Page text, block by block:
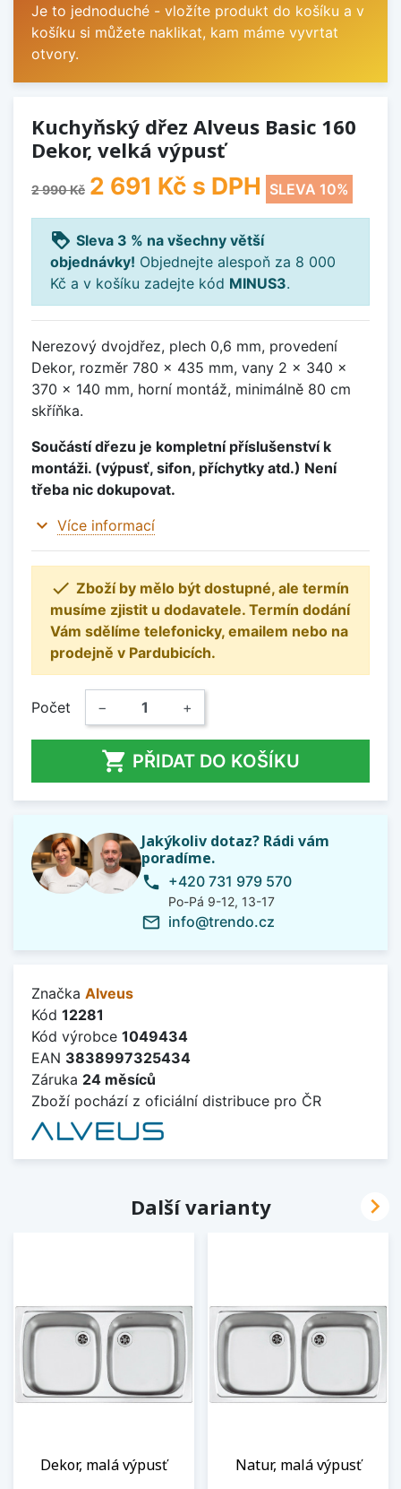
Je to jednoduché - vložíte produkt do košíku a v
košíku si můžete naklikat, kam máme vyvrtat
otvory.
Kuchyňský dřez Alveus Basic 160
Dekor, velká výpusť
2 990 Kč 2 691 Kč s DPH SLEVA 10%
loyalty Sleva 3 % na všechny větší
objednávky! Objednejte alespoň za 8 000
Kč a v košíku zadejte kód MINUS3.
Nerezový dvojdřez, plech 0,6 mm, provedení
Dekor, rozměr 780 x 435 mm, vany 2 x 340 x
370 x 140 mm, horní montáž, minimálně 80 cm
skříňka.
Součástí dřezu je kompletní příslušenství k
montáži. (výpusť, sifon, příchytky atd.) Není
třeba nic dokupovat.
expand_more Více informací
 Zboží by mělo být dostupné, ale termín
musíme zjistit u dodavatele. Termín dodání
Vám sdělíme telefonicky, emailem nebo na
prodejně v Pardubicích.
Počet − +
 PŘIDAT DO KOŠÍKU
Jakýkoliv dotaz? Rádi vám
poradíme.
phone +420 731 979 570
Po-Pá 9-12, 13-17
mail_outline info@trendo.cz
Značka Alveus
Kód 12281
Kód výrobce 1049434
EAN 3838997325434
Záruka 24 měsíců
Zboží pochází z oficiální distribuce pro ČR
Další varianty
Dekor, malá výpusť Natur, malá výpusť
